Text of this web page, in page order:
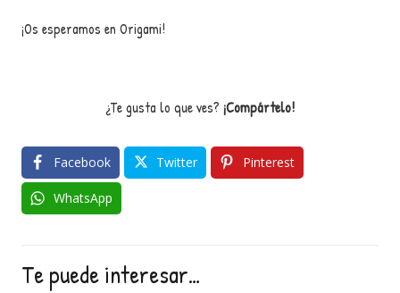
¡Os esperamos en Origami!
¿Te gusta lo que ves? ¡Compártelo!
Facebook Twitter Pinterest
WhatsApp
Te puede interesar…